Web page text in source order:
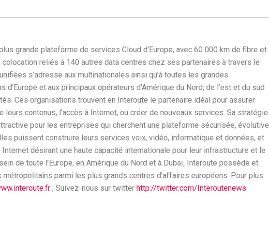
grande plateforme de services Cloud d’Europe, avec 60 000 km de fibre et
reliés à 140 autres data centres chez ses partenaires à travers le
s’adresse aux multinationales ainsi qu’à toutes les grandes
et aux principaux opérateurs d’Amérique du Nord, de l’est et du sud
Ces organisations trouvent en Interoute le partenaire idéal pour assurer
leurs contenus, l’accès à Internet, ou créer de nouveaux services. Sa stratégie
pour les entreprises qui cherchent une plateforme sécurisée, évolutive
puissent construire leurs services voix, vidéo, informatique et données, et
désirant une haute capacité internationale pour leur infrastructure et le
de toute l’Europe, en Amérique du Nord et à Dubaï, Interoute possède et
parmi les plus grands centres d’affaires européens. Pour plus
; Suivez-nous sur twitter http://twitter.com/Interoutenews